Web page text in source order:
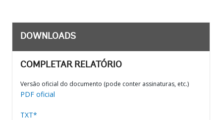
DOWNLOADS
COMPLETAR RELATÓRIO
Versão oficial do documento (pode conter assinaturas, etc.)
PDF oficial
TXT*